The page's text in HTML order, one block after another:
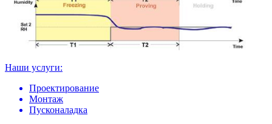
Наши услуги:
Проектирование
Монтаж
Пусконаладка